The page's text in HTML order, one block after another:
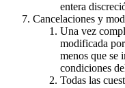
entera
Cancelaciones y
Una vez
modificada
menos que se
condiciones
Todas las